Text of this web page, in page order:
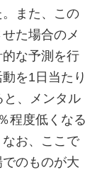
また、この
た場合のメ
な予測を行
を1日当たり
と、メンタル
程度低くなる
お、ここで
のものが大